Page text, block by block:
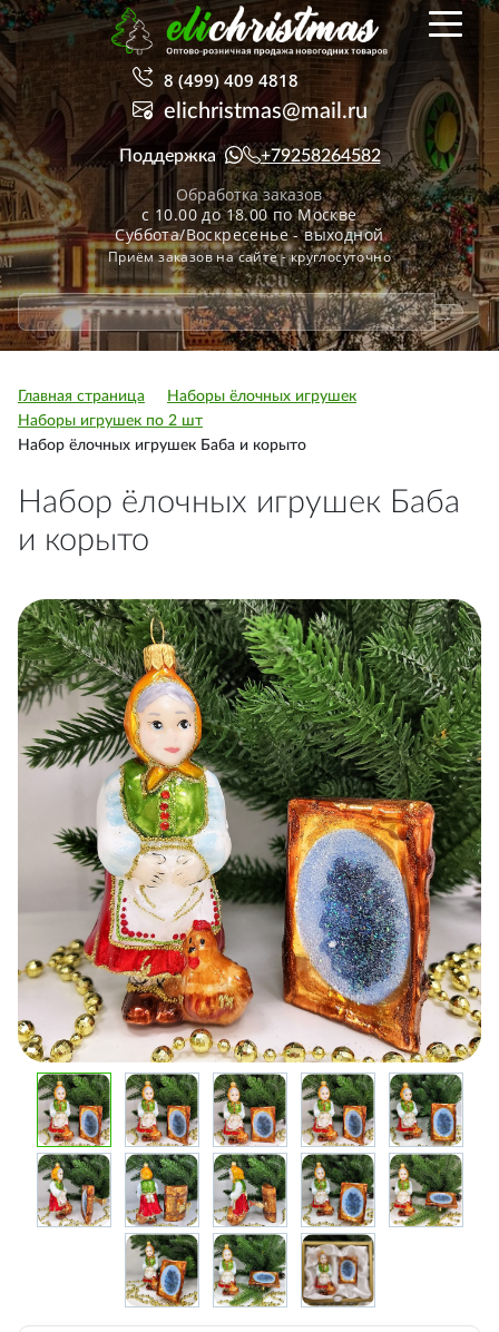
8 (499) 409 4818
elichristmas@mail.ru
Поддержка +79258264582
Обработка заказов
с 10.00 до 18.00 по Москве
Суббота/Воскресенье - выходной
Приём заказов на сайте - круглосуточно
Главная страница
Наборы ёлочных игрушек
Наборы игрушек по 2 шт
Набор ёлочных игрушек Баба и корыто
Набор ёлочных игрушек Баба
и корыто